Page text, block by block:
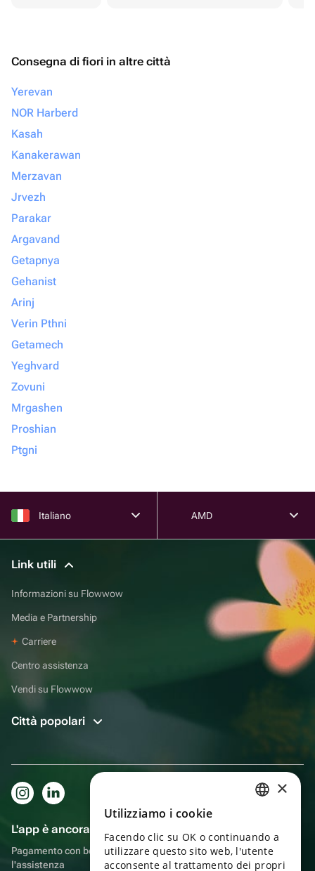
Consegna di fiori in altre città
Yerevan
NOR Harberd
Kasah
Kanakerawan
Merzavan
Jrvezh
Parakar
Argavand
Getapnya
Gehanist
Arinj
Verin Pthni
Getamech
Yeghvard
Zovuni
Mrgashen
Proshian
Ptgni
Italiano AMD
Link utili
Informazioni su Flowwow
Media e Partnership
Carriere
Centro assistenza
Vendi su Flowwow
Città popolari
L'app è ancora più comoda!
Pagamento con bonus, autoconsegna, comoda chat con
l'assistenza
ENGLISH
UKRAINIAN
×
Utilizziamo i cookie
Facendo clic su OK o continuando a
utilizzare questo sito web, l'utente
acconsente al trattamento dei propri